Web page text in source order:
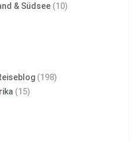
& Südsee (10)
(198)
(15)